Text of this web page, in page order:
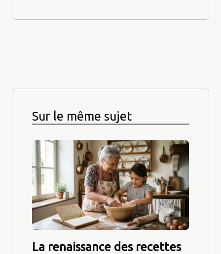
Sur le même sujet
La renaissance des recettes